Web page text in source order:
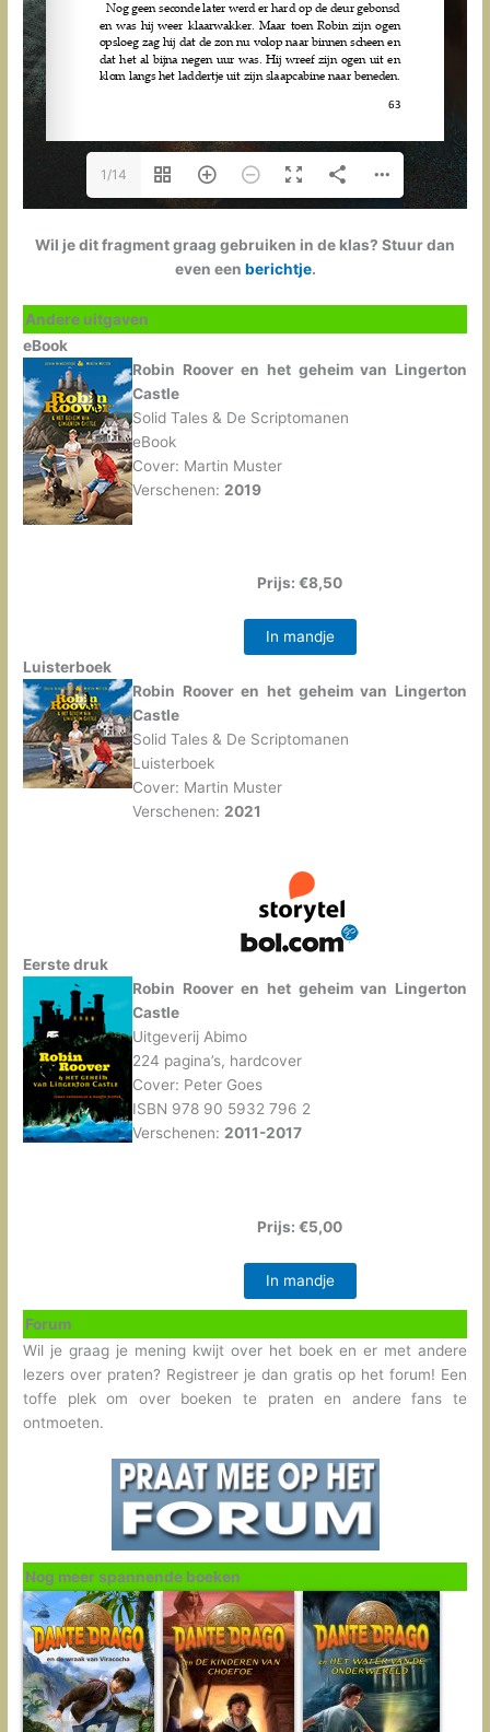
1/14
Wil je dit fragment graag gebruiken in de klas? Stuur dan
even een berichtje.
Andere uitgaven
eBook
Robin Roover en het geheim van Lingerton
Castle
Solid Tales & De Scriptomanen
eBook
Cover: Martin Muster
Verschenen: 2019
Prijs: €8,50
In mandje
Luisterboek
Robin Roover en het geheim van Lingerton
Castle
Solid Tales & De Scriptomanen
Luisterboek
Cover: Martin Muster
Verschenen:2021
Eerste druk
Robin Roover en het geheim van Lingerton
Castle
Uitgeverij Abimo
224 pagina’s, hardcover
Cover: Peter Goes
ISBN 978 90 5932 796 2
Verschenen: 2011-2017
Prijs: €5,00
In mandje
Forum
Wil je graag je mening kwijt over het boek en er met andere
lezers over praten? Registreer je dan gratis op het forum! Een
toffe plek om over boeken te praten en andere fans te
ontmoeten.
Nog meer spannende boeken